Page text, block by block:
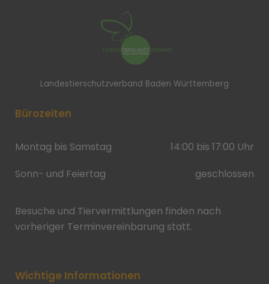
Landestierschutzverband Baden Württemberg
Bürozeiten
Montag bis Samstag
14:00 bis 17:00 Uhr
Sonn- und Feiertag
geschlossen
Besuche und Tiervermittlungen finden nach
vorheriger Terminvereinbarung statt.
Wichtige Informationen